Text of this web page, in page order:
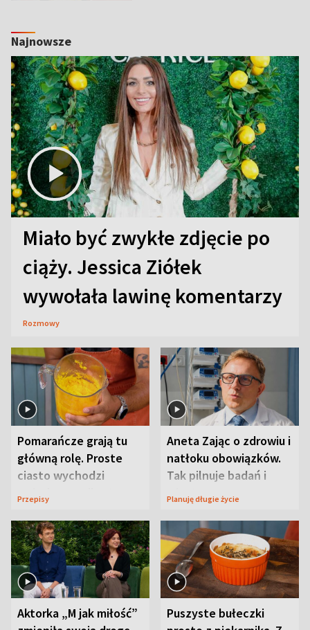
Najnowsze
Miało być zwykłe zdjęcie po
ciąży. Jessica Ziółek
wywołała lawinę komentarzy
Rozmowy
Pomarańcze grają tu
główną rolę. Proste
ciasto wychodzi
wyjątkowo wilgotne
Przepisy
Aneta Zając o zdrowiu i
natłoku obowiązków.
Tak pilnuje badań i
wizyt
Planuję długie życie
Aktorka „M jak miłość”
Puszyste bułeczki